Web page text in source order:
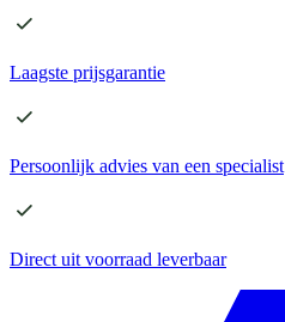
Laagste prijsgarantie
Persoonlijk advies van een specialist
Direct uit voorraad leverbaar